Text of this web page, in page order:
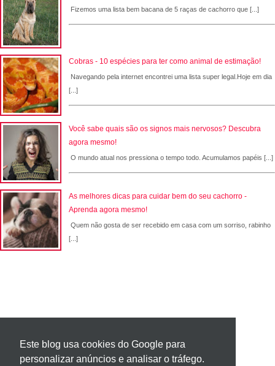
Este blog usa cookies do Google para
personalizar anúncios e analisar o tráfego.
Fizemos uma lista bem bacana de 5 raças de cachorro que [...]
Cobras - 10 espécies para ter como animal de estimação!
Navegando pela internet encontrei uma lista super legal.Hoje em dia
[...]
Você sabe quais são os signos mais nervosos? Descubra
agora mesmo!
O mundo atual nos pressiona o tempo todo. Acumulamos papéis [...]
As melhores dicas para cuidar bem do seu cachorro -
Aprenda agora mesmo!
Quem não gosta de ser recebido em casa com um sorriso, rabinho
[...]